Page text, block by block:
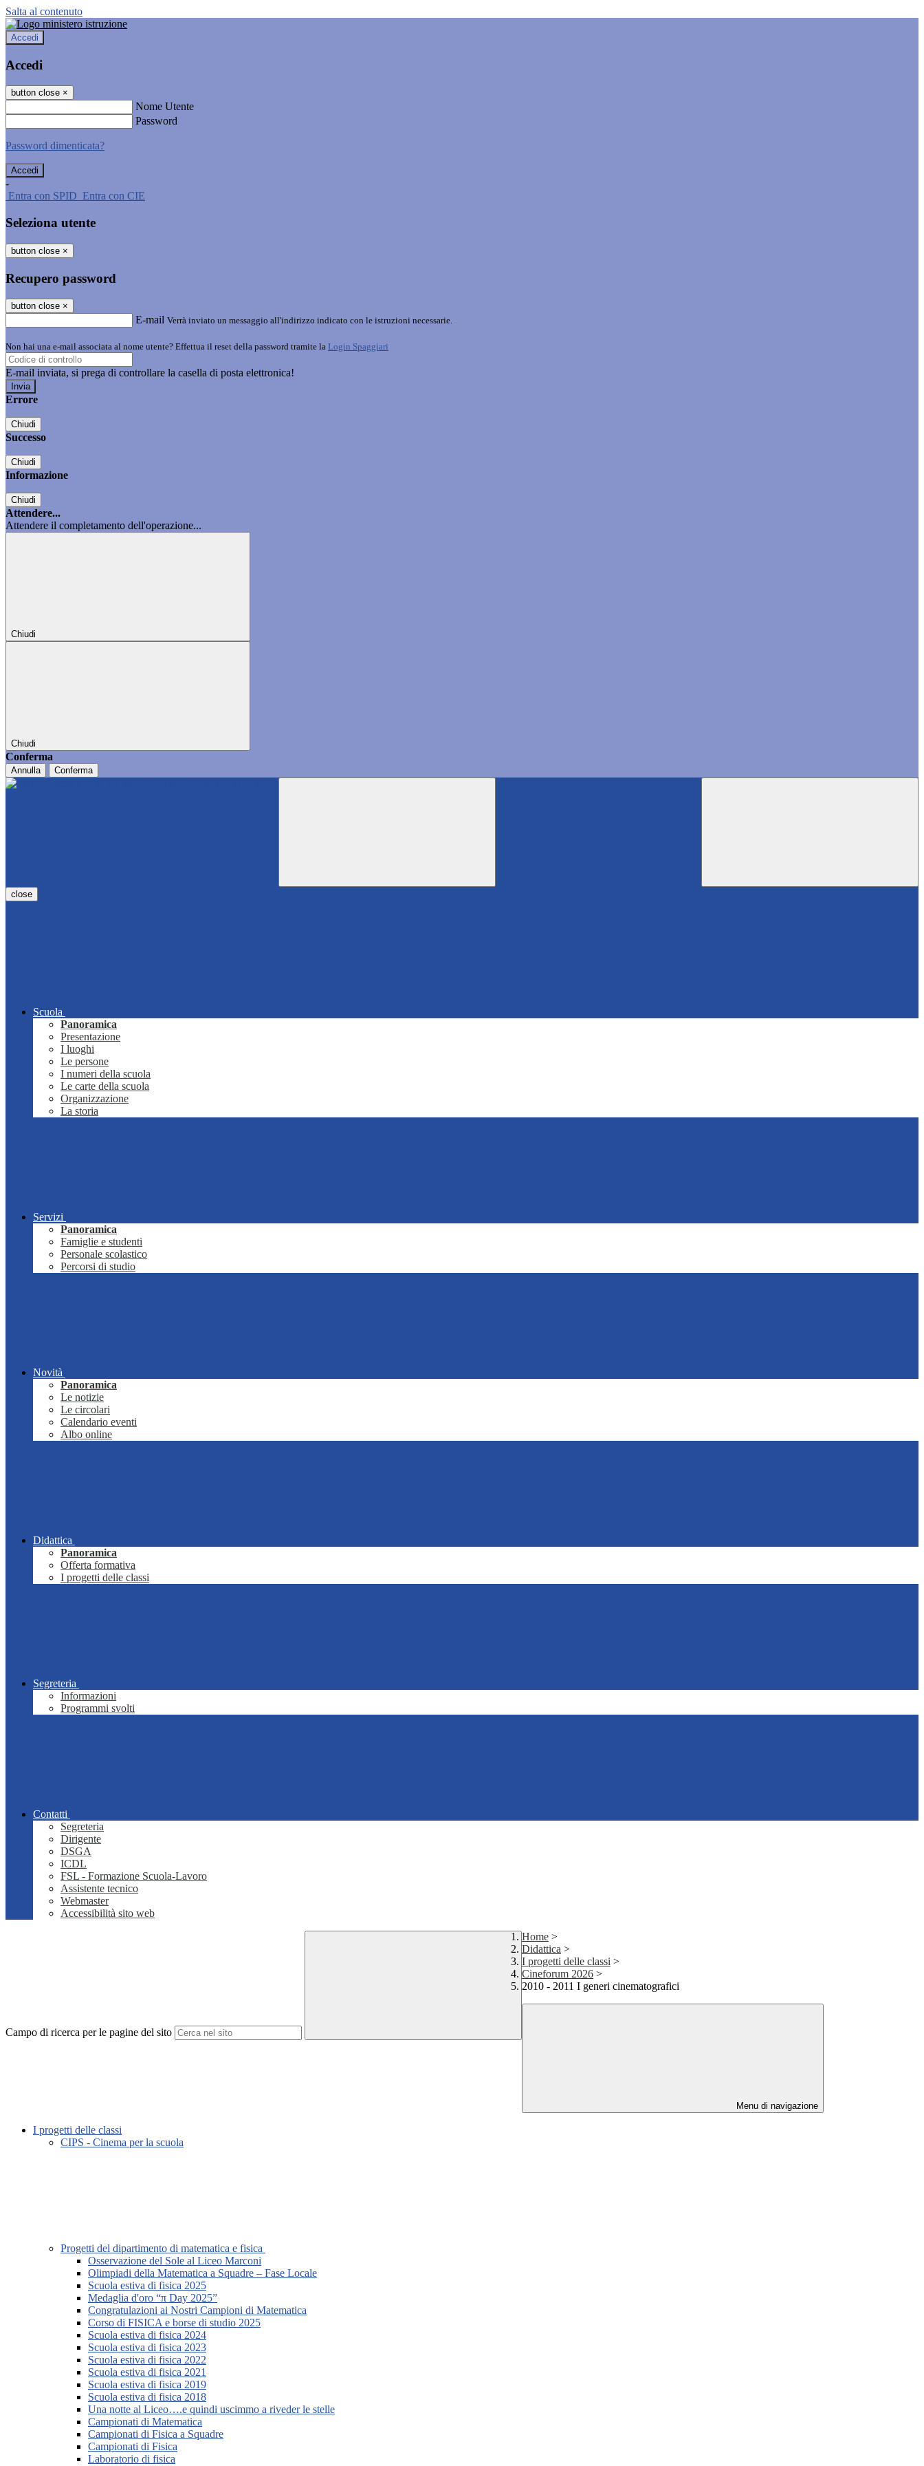
Salta al contenuto
Accedi
Accedi
button close ×
Nome Utente
Password
Password dimenticata?
-
Entra con SPID Entra con CIE
Seleziona utente
button close ×
Recupero password
button close ×
E-mail Verrà inviato un messaggio all'indirizzo indicato con le istruzioni necessarie.
Non hai una e-mail associata al nome utente? Effettua il reset della password tramite la Login Spaggiari
E-mail inviata, si prega di controllare la casella di posta elettronica!
Errore
Chiudi
Successo
Chiudi
Informazione
Chiudi
Attendere...
Attendere il completamento dell'operazione...
Chiudi
Chiudi
Conferma
Annulla Conferma
close
Scuola
Panoramica
Presentazione
I luoghi
Le persone
I numeri della scuola
Le carte della scuola
Organizzazione
La storia
Servizi
Panoramica
Famiglie e studenti
Personale scolastico
Percorsi di studio
Novità
Panoramica
Le notizie
Le circolari
Calendario eventi
Albo online
Didattica
Panoramica
Offerta formativa
I progetti delle classi
Segreteria
Informazioni
Programmi svolti
Contatti
Segreteria
Dirigente
DSGA
ICDL
FSL - Formazione Scuola-Lavoro
Assistente tecnico
Webmaster
Accessibilità sito web
Campo di ricerca per le pagine del sito
Home >
Didattica >
I progetti delle classi >
Cineforum 2026 >
2010 - 2011 I generi cinematografici
Menu di navigazione
I progetti delle classi
CIPS - Cinema per la scuola
Progetti del dipartimento di matematica e fisica
Osservazione del Sole al Liceo Marconi
Olimpiadi della Matematica a Squadre – Fase Locale
Scuola estiva di fisica 2025
Medaglia d'oro “π Day 2025”
Congratulazioni ai Nostri Campioni di Matematica
Corso di FISICA e borse di studio 2025
Scuola estiva di fisica 2024
Scuola estiva di fisica 2023
Scuola estiva di fisica 2022
Scuola estiva di fisica 2021
Scuola estiva di fisica 2019
Scuola estiva di fisica 2018
Una notte al Liceo….e quindi uscimmo a riveder le stelle
Campionati di Matematica
Campionati di Fisica a Squadre
Campionati di Fisica
Laboratorio di fisica